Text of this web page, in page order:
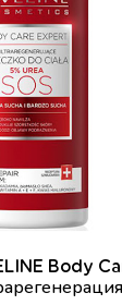
Body